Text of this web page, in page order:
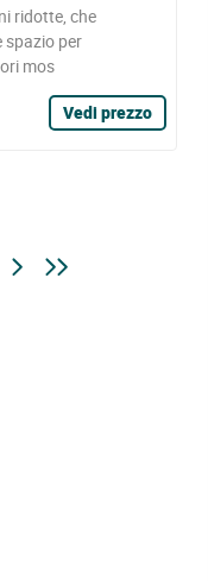
ridotte, che
spazio per
mos
Vedi prezzo